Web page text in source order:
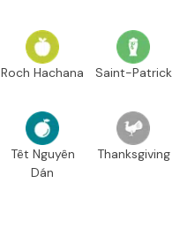
Roch Hachana Saint-Patrick
Têt Nguyên
Dán
Thanksgiving